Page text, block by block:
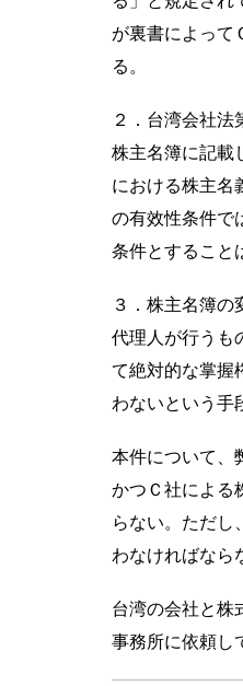
が裏書によって
る。
２．台湾会社
株主名簿に記載
における株主名
の有效性条件で
条件とすること
３．株主名簿
代理人が行うも
て絶対的な掌握
わないという手
本件について、
かつＣ社による
らない。ただ
わなければなら
台湾の会社と株
事務所に依頼し